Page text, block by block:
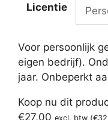
Licentie
Voor persoonlijk
eigen bedrijf).
jaar. Onbeperkt
Koop nu dit
€27,00 excl. btw (€